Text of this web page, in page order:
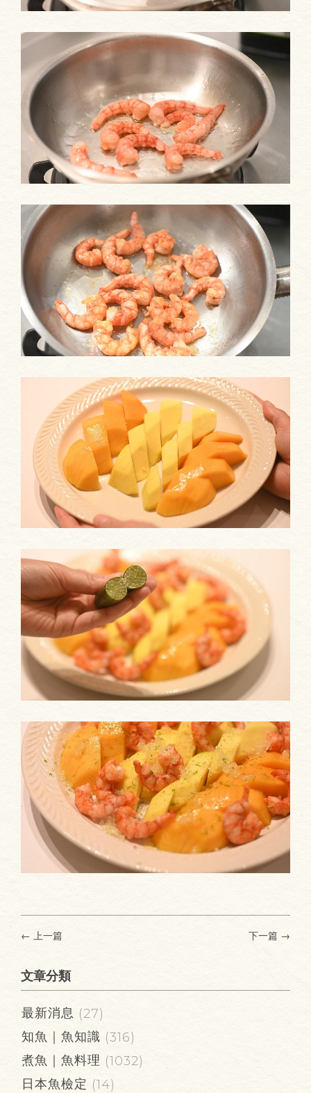
← 上一篇 下一篇 →
文章分類
最新消息 (27)
知魚｜魚知識 (316)
煮魚｜魚料理 (1032)
日本魚檢定 (14)